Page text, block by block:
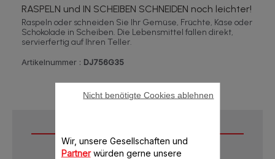
RASPELN und IN SCHEIBEN SCHNEIDEN noch leichter!
Raspeln oder schneiden Sie Ihr Gemüse, Früchte, Käse oder
Schokolade in Scheiben. Die Lebensmittel fallen direkt,
servierfertig auf Ihren Teller.
Artikelnummer : DJ756G35
Downloads
Wir, unsere Gesellschaften und
Partnerwürden gerne unsere
Nicht benötigte Cookies ablehnen